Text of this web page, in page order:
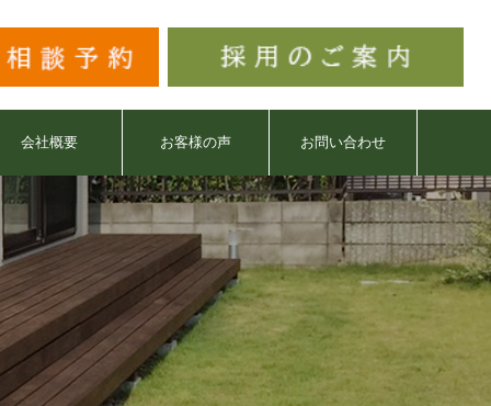
会社概要 お客様の声 お問い合わせ